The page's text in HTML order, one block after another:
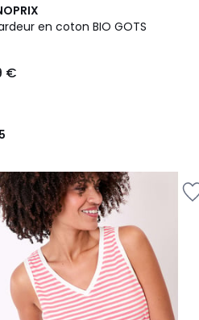
en coton BIO GOTS
€